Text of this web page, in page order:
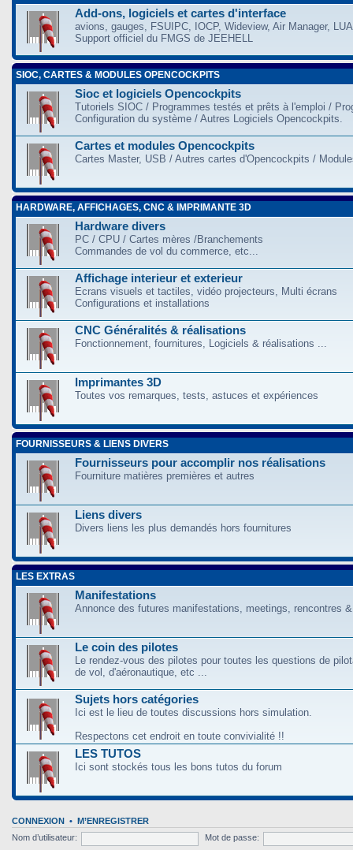
Add-ons, logiciels et cartes d'interface
avions, gauges, FSUIPC, IOCP, Wideview, Air Manager,
Support officiel du FMGS de JEEHELL
SIOC, CARTES & MODULES OPENCOCKPITS
Sioc et logiciels Opencockpits
Tutoriels SIOC / Programmes testés et prêts à l'emploi /
Configuration du système / Autres Logiciels Opencockpits.
Cartes et modules Opencockpits
Cartes Master, USB / Autres cartes d'Opencockpits /
HARDWARE, AFFICHAGES, CNC & IMPRIMANTE 3D
Hardware divers
PC / CPU / Cartes mères /Branchements
Commandes de vol du commerce, etc...
Affichage interieur et exterieur
Ecrans visuels et tactiles, vidéo projecteurs, Multi écrans
Configurations et installations
CNC Généralités & réalisations
Fonctionnement, fournitures, Logiciels & réalisations ...
Imprimantes 3D
Toutes vos remarques, tests, astuces et expériences
FOURNISSEURS & LIENS DIVERS
Fournisseurs pour accomplir nos réalisations
Fourniture matières premières et autres
Liens divers
Divers liens les plus demandés hors fournitures
LES EXTRAS
Manifestations
Annonce des futures manifestations, meetings, rencontres
Le coin des pilotes
Le rendez-vous des pilotes pour toutes les questions de
de vol, d'aéronautique, etc ...
Sujets hors catégories
Ici est le lieu de toutes discussions hors simulation.
Respectons cet endroit en toute convivialité !!
LES TUTOS
Ici sont stockés tous les bons tutos du forum
CONNEXION • M’ENREGISTRER
Nom d’utilisateur:
Mot de passe: